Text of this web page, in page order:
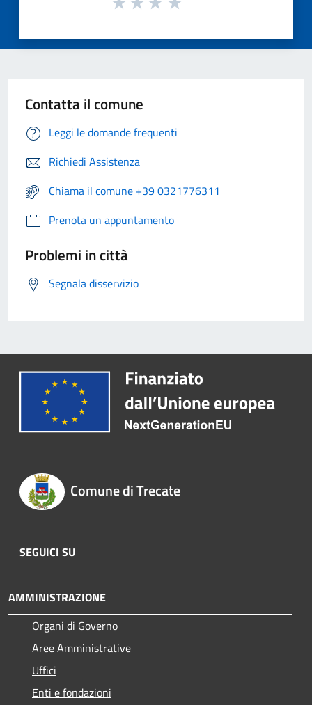
Contatta il comune
Leggi le domande frequenti
Richiedi Assistenza
Chiama il comune +39 0321776311
Prenota un appuntamento
Problemi in città
Segnala disservizio
Comune di Trecate
SEGUICI SU
AMMINISTRAZIONE
Organi di Governo
Aree Amministrative
Uffici
Enti e fondazioni